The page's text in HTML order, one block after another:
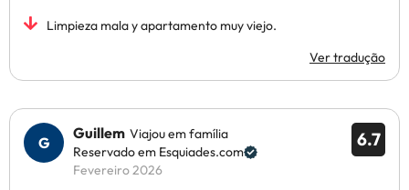
Limpieza mala y apartamento muy viejo.
Ver tradução
6.7
Guillem Viajou em família
Reservado em Esquiades.com
Fevereiro 2026